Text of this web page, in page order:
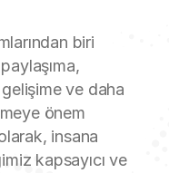
biri
ve daha
önem
insana
kapsayıcı ve